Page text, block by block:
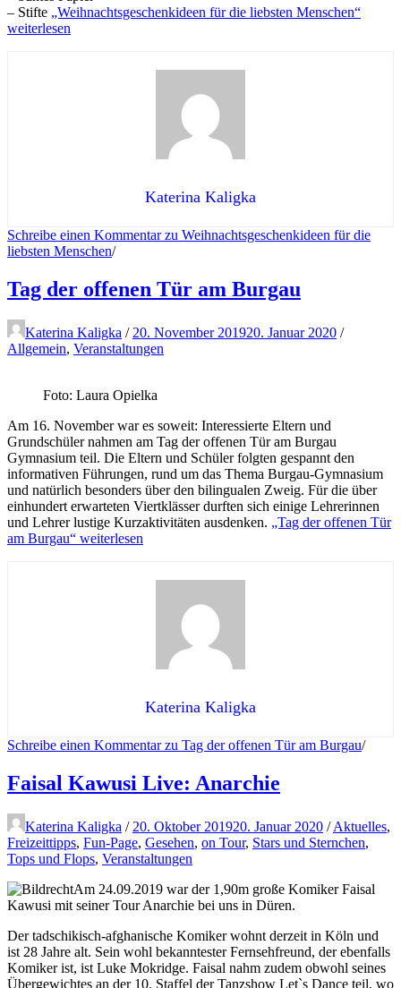
– Stifte „Weihnachtsgeschenkideen für die liebsten Menschen“
weiterlesen
Katerina Kaligka
Schreibe einen Kommentarzu Weihnachtsgeschenkideen für die
liebsten Menschen/
Tag der offenen Tür am Burgau
Katerina Kaligka / 20. November 201920. Januar 2020 /
Allgemein, Veranstaltungen
Foto: Laura Opielka
Am 16. November war es soweit: Interessierte Eltern und
Grundschüler nahmen am Tag der offenen Tür am Burgau
Gymnasium teil. Die Eltern und Schüler folgten gespannt den
informativen Führungen, rund um das Thema Burgau-Gymnasium
und natürlich besonders über den bilingualen Zweig. Für die über
einhundert erwarteten Viertklässer durften sich einige Lehrerinnen
und Lehrer lustige Kurzaktivitäten ausdenken. „Tag der offenen Tür
am Burgau“ weiterlesen
Katerina Kaligka
Schreibe einen Kommentarzu Tag der offenen Tür am Burgau/
Faisal Kawusi Live: Anarchie
Katerina Kaligka / 20. Oktober 201920. Januar 2020 / Aktuelles,
Freizeittipps, Fun-Page, Gesehen, on Tour, Stars und Sternchen,
Tops und Flops, Veranstaltungen
Am 24.09.2019 war der 1,90m große Komiker Faisal
Kawusi mit seiner Tour Anarchie bei uns in Düren.
Der tadschikisch-afghanische Komiker wohnt derzeit in Köln und
ist 28 Jahre alt. Sein wohl bekanntester Fernsehfreund, der ebenfalls
Komiker ist, ist Luke Mokridge. Faisal nahm zudem obwohl seines
Übergewichtes an der 10. Staffel der Tanzshow Let`s Dance teil, wo